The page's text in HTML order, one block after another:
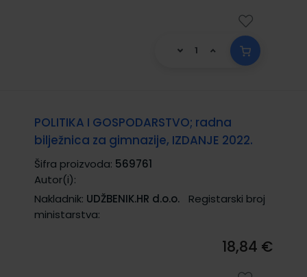
POLITIKA I GOSPODARSTVO; radna
bilježnica za gimnazije, IZDANJE 2022.
Šifra proizvoda: 569761
Autor(i):
Nakladnik: UDŽBENIK.HR d.o.o.
Registarski broj
ministarstva:
18,84 €